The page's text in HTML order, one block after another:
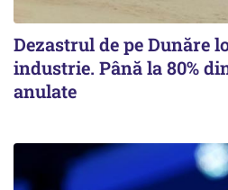
Dezastrul de pe Dunăre
industrie. Până la 80%
anulate